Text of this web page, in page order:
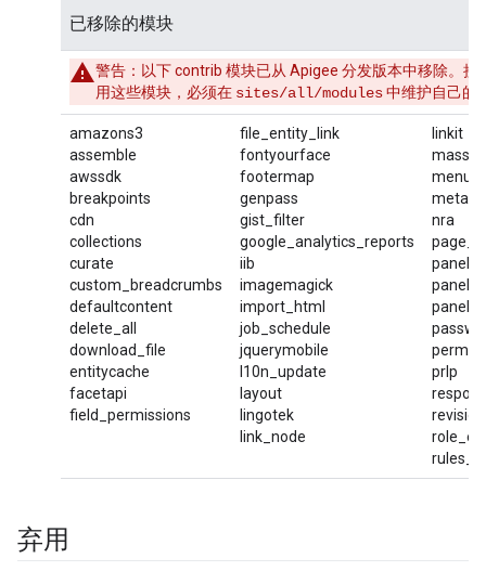
已移除的模块
警告 ：以下 contrib 模块已从 Apigee 分发版本中移除。
用这些模块，必须在 sites/all/modules中维护自己的
amazons3
assemble
awssdk
breakpoints
cdn
collections
curate
custom_breadcrumbs
defaultcontent
delete_all
download_file
entitycache
facetapi
field_permissions
file_entity_link
fontyourface
footermap
genpass
gist_filter
google_analytics_reports
iib
imagemagick
import_html
job_schedule
jquerymobile
l10n_update
layout
lingotek
link_node
linkit
nra
panels
prlp
弃用